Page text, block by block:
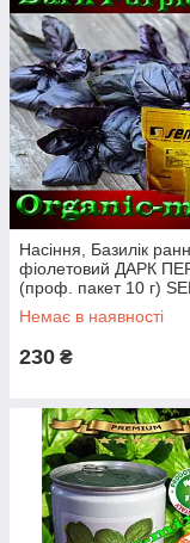
Насіння, Базилік
фіолетовий ДАРК
(проф. пакет 10 г)
(Чехія)
Немає в наявності
230 ₴